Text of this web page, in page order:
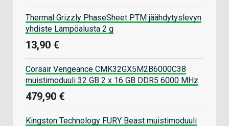
Thermal Grizzly PhaseSheet PTM jäähdytyslevyn
yhdiste Lämpöalusta 2 g
13,90 €
Corsair Vengeance CMK32GX5M2B6000C38
muistimoduuli 32 GB 2 x 16 GB DDR5 6000 MHz
479,90 €
Kingston Technology FURY Beast muistimoduuli